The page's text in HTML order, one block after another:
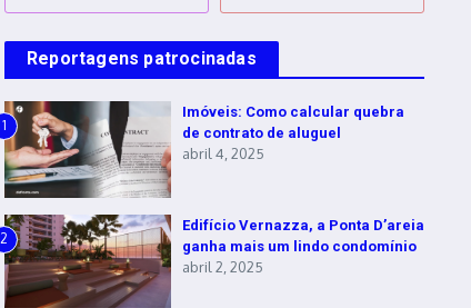
Reportagens patrocinadas
1
Imóveis: Como calcular quebra
de contrato de aluguel
abril 4, 2025
2
Edifício Vernazza, a Ponta D’areia
ganha mais um lindo condomínio
abril 2, 2025